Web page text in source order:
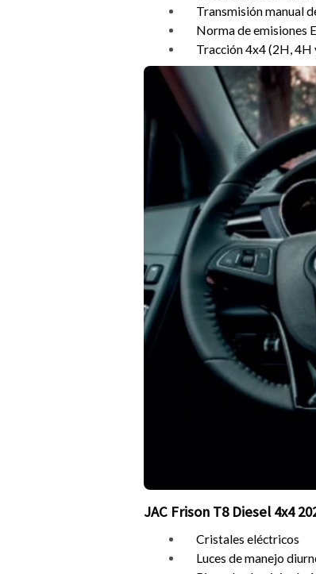
Transmisión manual
Norma de emisiones
Tracción 4x4 (2H, 4H
JAC Frison T8 Diesel 4x4
Cristales eléctricos
Luces de manejo